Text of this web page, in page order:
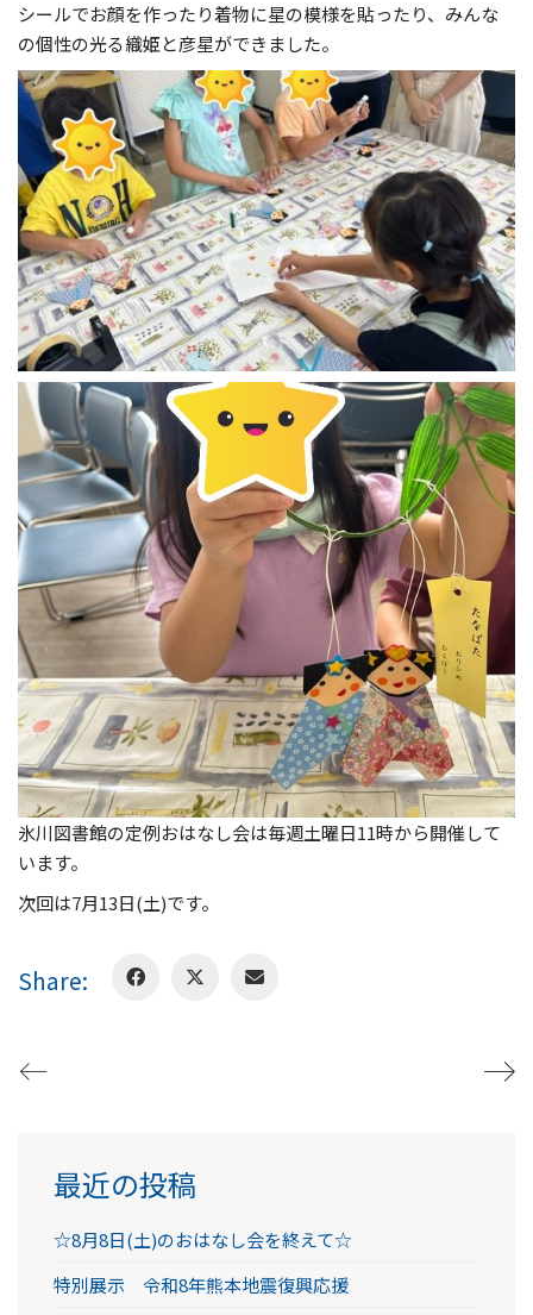
シールでお顔を作ったり着物に星の模様を貼ったり、みんな
の個性の光る織姫と彦星ができました。
氷川図書館の定例おはなし会は毎週土曜日11時から開催して
います。
次回は7月13日(土)です。
Share:
最近の投稿
☆8月8日(土)のおはなし会を終えて☆
特別展示 令和8年熊本地震復興応援